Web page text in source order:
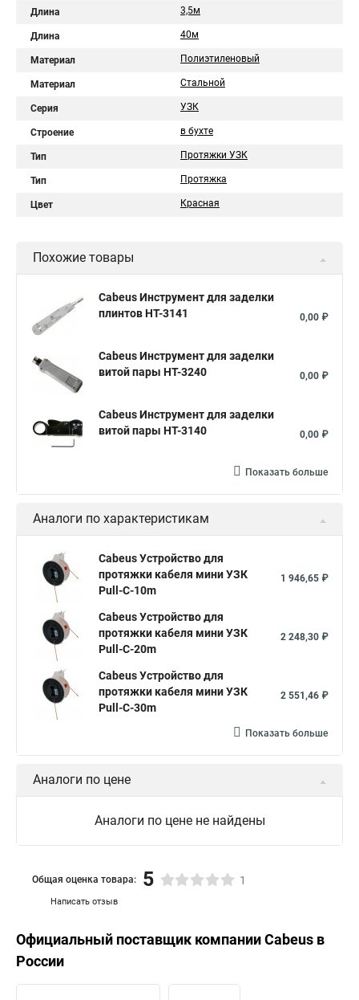
Длина 3,5м
Длина 40м
Материал Полиэтиленовый
Материал Стальной
Серия УЗК
Строение в бухте
Тип Протяжки УЗК
Тип Протяжка
Цвет Красная
Похожие товары
Cabeus Инструмент для заделки
плинтов HT-3141
0,00 ₽
Cabeus Инструмент для заделки
витой пары HT-3240
0,00 ₽
Cabeus Инструмент для заделки
витой пары HT-3140
0,00 ₽
Показать больше
Аналоги по характеристикам
Cabeus Устройство для
протяжки кабеля мини УЗК
Pull-C-10m
1 946,65 ₽
Cabeus Устройство для
протяжки кабеля мини УЗК
Pull-C-20m
2 248,30 ₽
Cabeus Устройство для
протяжки кабеля мини УЗК
Pull-C-30m
2 551,46 ₽
Показать больше
Аналоги по цене
Аналоги по цене не найдены
Написать отзыв
Общая оценка товара: 5 1
Официальный поставщик компанииCabeus в
России